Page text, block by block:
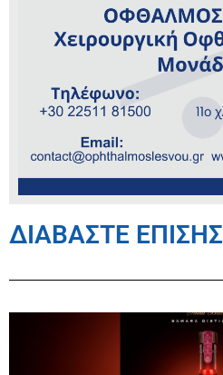
ΔΙΑΒΑΣΤΕ ΕΠΙΣΗΣ